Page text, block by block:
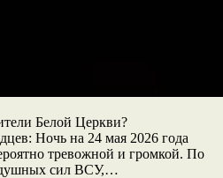
Белой Церкви?
Ночь на 24 мая 2026 года
тревожной и громкой. По
сил ВСУ,…